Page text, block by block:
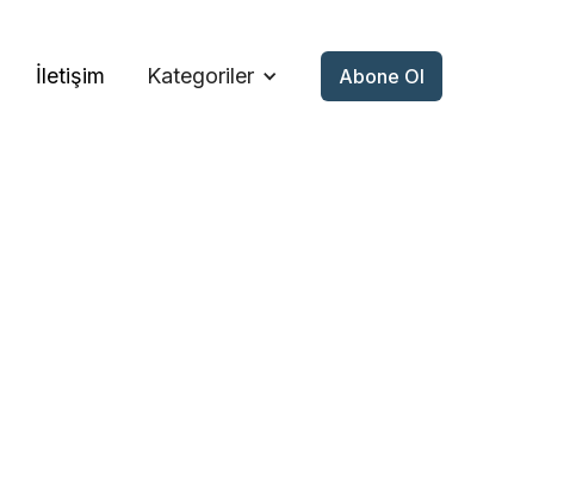
İletişim Kategoriler Abone Ol